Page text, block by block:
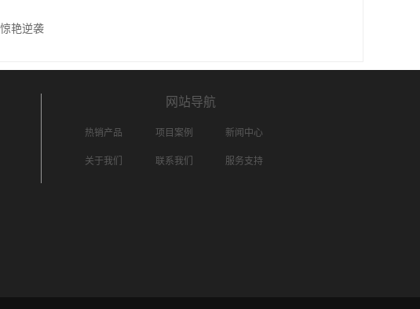
艳逆袭
网站导航
热销产品 项目案例 新闻中心
关于我们 联系我们 服务支持